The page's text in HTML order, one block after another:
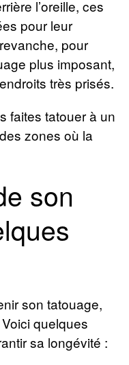
l’oreille, ces
pour leur
pour
plus imposant,
très prisés.
faites tatouer à un
zones où la
son
son tatouage,
quelques
sa longévité :